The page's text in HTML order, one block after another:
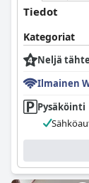
Tiedot
Kategoriat
Neljä
Ilmainen
Pysäköinti